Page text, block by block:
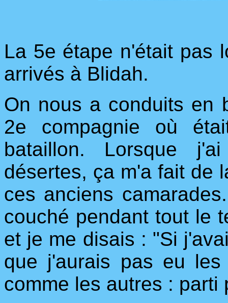
La 5e étape n'était pas
arrivés à Blidah.
On nous a conduits en
2e compagnie où
bataillon. Lorsque
désertes, ça m'a fait de
ces anciens
couché pendant tout le
et je me disais : "Si
que j'aurais pas eu
comme les autres : parti